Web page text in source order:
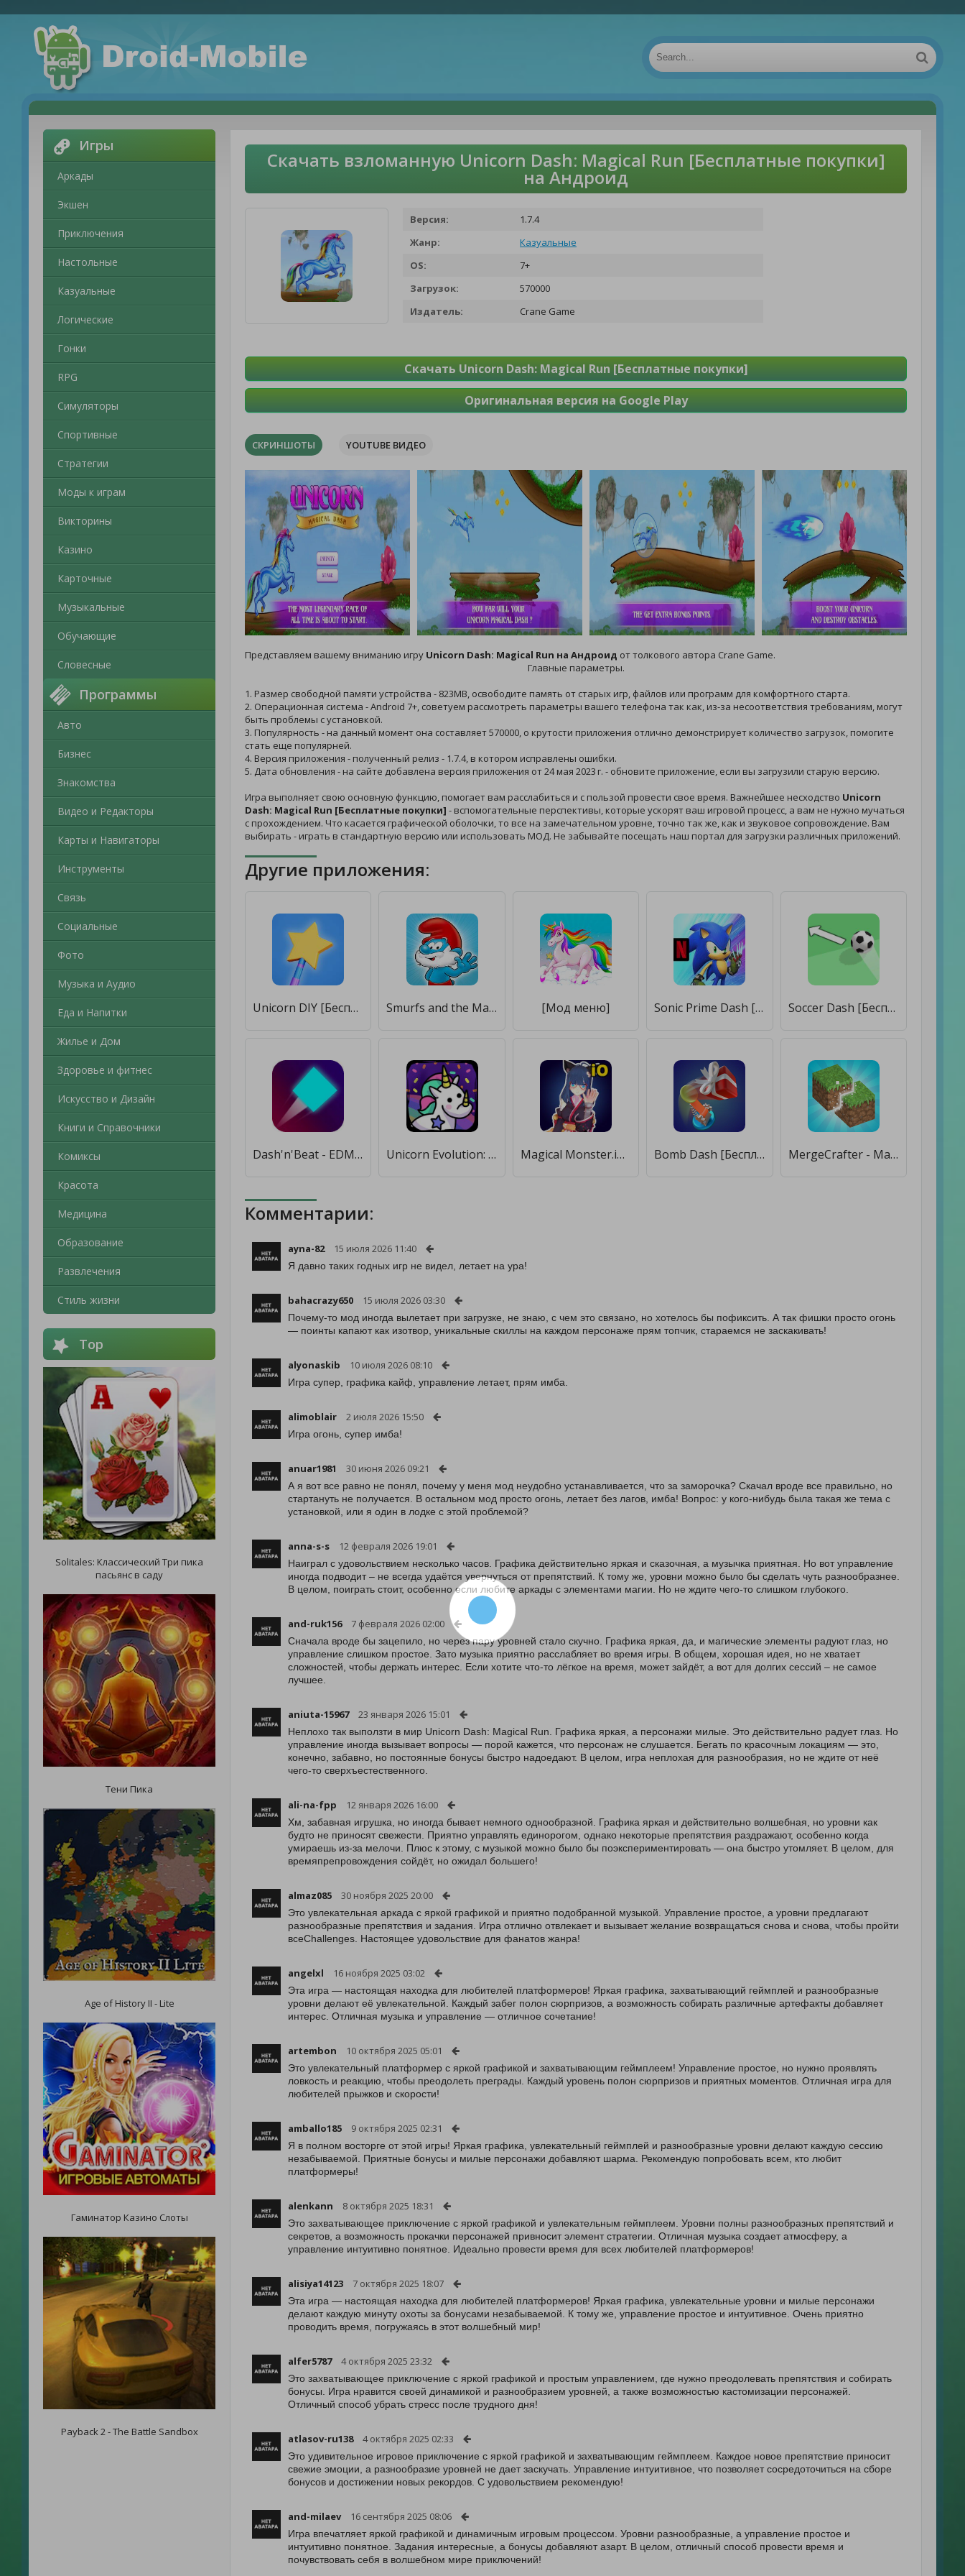
Игры
Аркады
Экшен
Приключения
Настольные
Казуальные
Логические
Гонки
RPG
Симуляторы
Спортивные
Стратегии
Моды к играм
Викторины
Казино
Карточные
Музыкальные
Обучающие
Словесные
Программы
Авто
Бизнес
Знакомства
Видео и Редакторы
Карты и Навигаторы
Инструменты
Связь
Социальные
Фото
Музыка и Аудио
Еда и Напитки
Жилье и Дом
Здоровье и фитнес
Искусство и Дизайн
Книги и Справочники
Комиксы
Красота
Медицина
Образование
Развлечения
Стиль жизни
Top
Solitales: Классический Три пика
пасьянс в саду
Тени Пика
Age of History II - Lite
Гаминатор Казино Слоты
Payback 2 - The Battle Sandbox
Скачать взломанную Unicorn Dash: Magical Run [Бесплатные покупки]
на Андроид
Версия:
1.7.4
Жанр:
Казуальные
OS:
7+
Загрузок:
570000
Издатель:
Crane Game
Скачать Unicorn Dash: Magical Run [Бесплатные покупки]
Оригинальная версия на Google Play
СКРИНШОТЫ YOUTUBE ВИДЕО
Представляем вашему вниманию игру Unicorn Dash: Magical Run на Андроид от толкового автора Crane Game.
Главные параметры.
1. Размер свободной памяти устройства - 823MB, освободите память от старых игр, файлов или программ для комфортного старта.
2. Операционная система - Android 7+, советуем рассмотреть параметры вашего телефона так как, из-за несоответствия требованиям, могут
быть проблемы с установкой.
3. Популярность - на данный момент она составляет 570000, о крутости приложения отлично демонстрирует количество загрузок, помогите
стать еще популярней.
4. Версия приложения - полученный релиз - 1.7.4, в котором исправлены ошибки.
5. Дата обновления - на сайте добавлена версия приложения от 24 мая 2023 г. - обновите приложение, если вы загрузили старую версию.
Игра выполняет свою основную функцию, помогает вам расслабиться и с пользой провести свое время. Важнейшее несходство Unicorn
Dash: Magical Run [Бесплатные покупки] - вспомогательные перспективы, которые ускорят ваш игровой процесс, а вам не нужно мучаться
с прохождением. Что касается графической оболочки, то все на замечательном уровне, точно так же, как и звуковое сопровождение. Вам
выбирать - играть в стандартную версию или использовать МОД. Не забывайте посещать наш портал для загрузки различных приложений.
Другие приложения:
Unicorn DIY [Бесплатные покупки] Smurfs and the Magical Meadow [Мод меню] [Мод меню] Sonic Prime Dash [Бесплатные покупки] Soccer Dash [Бесплатные покупки]
Dash'n'Beat - EDM Rhythm game [Бесплатные покупки] Unicorn Evolution: Idle Catch [Бесплатные покупки] Magical Monster.io : Evolution [Бесплатные покупки] Bomb Dash [Бесплатные покупки] MergeCrafter - Magical World Merge [Бесплатные покупки]
Комментарии:
ayna-82 15 июля 2026 11:40
Я давно таких годных игр не видел, летает на ура!
bahacrazy650 15 июля 2026 03:30
Почему-то мод иногда вылетает при загрузке, не знаю, с чем это связано, но хотелось бы пофиксить. А так фишки просто огонь
— поинты капают как изотвор, уникальные скиллы на каждом персонаже прям топчик, стараемся не заскакивать!
alyonaskib 10 июля 2026 08:10
Игра супер, графика кайф, управление летает, прям имба.
alimoblair 2 июля 2026 15:50
Игра огонь, супер имба!
anuar1981 30 июня 2026 09:21
А я вот все равно не понял, почему у меня мод неудобно устанавливается, что за заморочка? Скачал вроде все правильно, но
стартануть не получается. В остальном мод просто огонь, летает без лагов, имба! Вопрос: у кого-нибудь была такая же тема с
установкой, или я один в лодке с этой проблемой?
anna-s-s 12 февраля 2026 19:01
Наиграл с удовольствием несколько часов. Графика действительно яркая и сказочная, а музычка приятная. Но вот управление
иногда подводит – не всегда удаётся увернуться от препятствий. К тому же, уровни можно было бы сделать чуть разнообразнее.
В целом, поиграть стоит, особенно если любите аркады с элементами магии. Но не ждите чего-то слишком глубокого.
and-ruk156 7 февраля 2026 02:00
Сначала вроде бы зацепило, но через пару уровней стало скучно. Графика яркая, да, и магические элементы радуют глаз, но
управление слишком простое. Зато музыка приятно расслабляет во время игры. В общем, хорошая идея, но не хватает
сложностей, чтобы держать интерес. Если хотите что-то лёгкое на время, может зайдёт, а вот для долгих сессий – не самое
лучшее.
aniuta-15967 23 января 2026 15:01
Неплохо так выползти в мир Unicorn Dash: Magical Run. Графика яркая, а персонажи милые. Это действительно радует глаз. Но
управление иногда вызывает вопросы — порой кажется, что персонаж не слушается. Бегать по красочным локациям — это,
конечно, забавно, но постоянные бонусы быстро надоедают. В целом, игра неплохая для разнообразия, но не ждите от неё
чего-то сверхъестественного.
ali-na-fpp 12 января 2026 16:00
Хм, забавная игрушка, но иногда бывает немного однообразной. Графика яркая и действительно волшебная, но уровни как
будто не приносят свежести. Приятно управлять единорогом, однако некоторые препятствия раздражают, особенно когда
умираешь из-за мелочи. Плюс к этому, с музыкой можно было бы поэкспериментировать — она быстро утомляет. В целом, для
времяпрепровождения сойдёт, но ожидал большего!
almaz085 30 ноября 2025 20:00
Это увлекательная аркада с яркой графикой и приятно подобранной музыкой. Управление простое, а уровни предлагают
разнообразные препятствия и задания. Игра отлично отвлекает и вызывает желание возвращаться снова и снова, чтобы пройти
всеChallenges. Настоящее удовольствие для фанатов жанра!
angelxl 16 ноября 2025 03:02
Эта игра — настоящая находка для любителей платформеров! Яркая графика, захватывающий геймплей и разнообразные
уровни делают её увлекательной. Каждый забег полон сюрпризов, а возможность собирать различные артефакты добавляет
интерес. Отличная музыка и управление — отличное сочетание!
artembon 10 октября 2025 05:01
Это увлекательный платформер с яркой графикой и захватывающим геймплеем! Управление простое, но нужно проявлять
ловкость и реакцию, чтобы преодолеть преграды. Каждый уровень полон сюрпризов и приятных моментов. Отличная игра для
любителей прыжков и скорости!
amballo185 9 октября 2025 02:31
Я в полном восторге от этой игры! Яркая графика, увлекательный геймплей и разнообразные уровни делают каждую сессию
незабываемой. Приятные бонусы и милые персонажи добавляют шарма. Рекомендую попробовать всем, кто любит
платформеры!
alenkann 8 октября 2025 18:31
Это захватывающее приключение с яркой графикой и увлекательным геймплеем. Уровни полны разнообразных препятствий и
секретов, а возможность прокачки персонажей привносит элемент стратегии. Отличная музыка создает атмосферу, а
управление интуитивно понятное. Идеально провести время для всех любителей платформеров!
alisiya14123 7 октября 2025 18:07
Эта игра — настоящая находка для любителей платформеров! Яркая графика, увлекательные уровни и милые персонажи
делают каждую минуту охоты за бонусами незабываемой. К тому же, управление простое и интуитивное. Очень приятно
проводить время, погружаясь в этот волшебный мир!
alfer5787 4 октября 2025 23:32
Это захватывающее приключение с яркой графикой и простым управлением, где нужно преодолевать препятствия и собирать
бонусы. Игра нравится своей динамикой и разнообразием уровней, а также возможностью кастомизации персонажей.
Отличный способ убрать стресс после трудного дня!
atlasov-ru138 4 октября 2025 02:33
Это удивительное игровое приключение с яркой графикой и захватывающим геймплеем. Каждое новое препятствие приносит
свежие эмоции, а разнообразие уровней не дает заскучать. Управление интуитивное, что позволяет сосредоточиться на сборе
бонусов и достижении новых рекордов. С удовольствием рекомендую!
and-milaev 16 сентября 2025 08:06
Игра впечатляет яркой графикой и динамичным игровым процессом. Уровни разнообразные, а управление простое и
интуитивно понятное. Задания интересные, а бонусы добавляют азарт. В целом, отличный способ провести время и
почувствовать себя в волшебном мире приключений!